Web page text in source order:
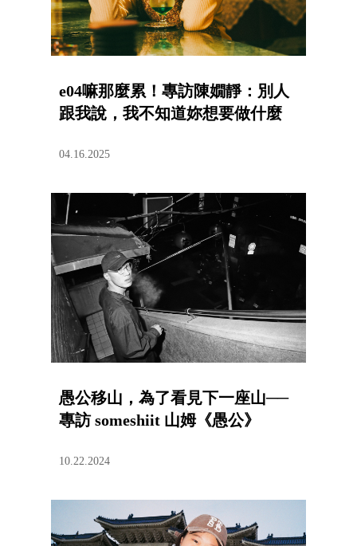
e04嘛那麼累！專訪陳嫺靜：別人
跟我說，我不知道妳想要做什麼
04.16.2025
愚公移山，為了看見下一座山──
專訪 someshiit 山姆《愚公》
10.22.2024